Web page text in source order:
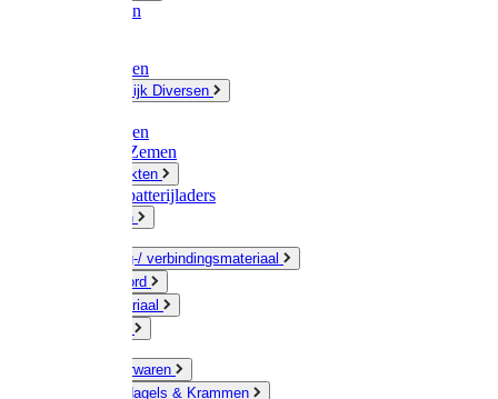
Chemicalien
Plasticzakken
Huishoudelijk Diversen
Zaksluitingen
Sponzen / Zemen
Zeepprodukten
Batterij & batterijladers
Zaklampen
Verpakking-/ verbindingsmateriaal
Touw / Koord
Afdekmateriaal
Kleine ijzerwaren
Spijkers, Nagels & Krammen